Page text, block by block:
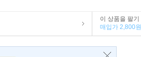
이 상품을 팔기
매입가 2,800원